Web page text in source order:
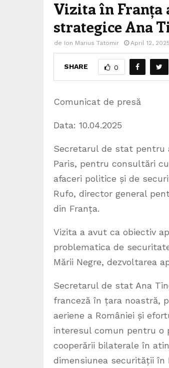
Vizita în Franța
strategice Ana
de Ion Marius Tatomir April 12, 2025
SHARE 0
Comunicat de presă
Data: 10.04.2025
Secretarul de stat pentru
Paris, pentru consultări
afaceri politice și de
Rufo, director general
din Franța.
Vizita a avut ca obiectiv
problematica de
Mării Negre, dezvoltarea
Secretarul de stat Ana
franceză în țara noastră,
aeriene a României și
interesul comun pentru o
cooperării bilaterale în
dimensiunea securității în